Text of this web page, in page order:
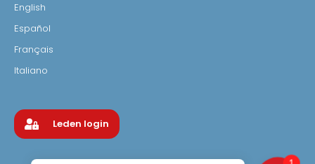
English
Español
Français
Italiano
Leden login